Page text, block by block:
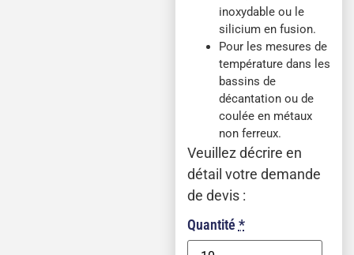
inoxydable ou le
silicium en fusion.
Pour les mesures de
température dans les
bassins de
décantation ou de
coulée en métaux
non ferreux.
Veuillez décrire en
détail votre demande
de devis :
Quantité *